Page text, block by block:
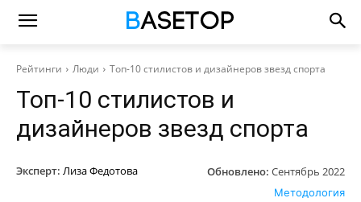
Рейтинги Люди Топ-10 стилистов и дизайнеров звезд спорта
Топ-10 стилистов и
дизайнеров звезд спорта
Эксперт: Лиза Федотова Обновлено: Сентябрь 2022
Методология